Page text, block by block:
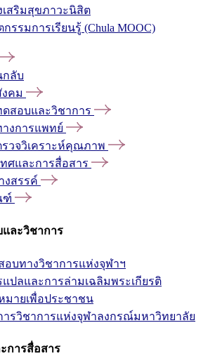
สริมสุขภาวะนิสิต
รรมการเรียนรู้ (Chula MOOC)
กลับ
คม
สอบและวิชาการ
งการแพทย์
รวจวิเคราะห์คุณภาพ
ศและการสื่อสาร
งสรรค์
ฑ์
ละวิชาการ
อบทางวิชาการแห่งจุฬาฯ
ปลและการล่ามเฉลิมพระเกียรติ
มายเพื่อประชาชน
ารวิชาการแห่งจุฬาลงกรณ์มหาวิทยาลัย
การสื่อสาร